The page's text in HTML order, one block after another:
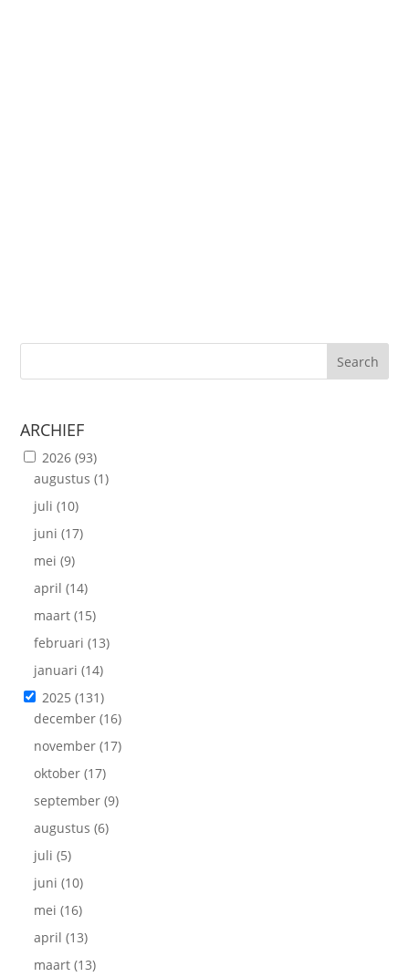
Search
ARCHIEF
2026 (93)
augustus (1)
juli (10)
juni (17)
mei (9)
april (14)
maart (15)
februari (13)
januari (14)
2025 (131)
december (16)
november (17)
oktober (17)
september (9)
augustus (6)
juli (5)
juni (10)
mei (16)
april (13)
maart (13)